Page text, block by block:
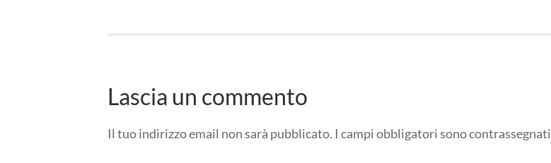
Lascia un commento
Il tuo indirizzo email non sarà pubblicato. I campi obbligatori sono contrassegnati